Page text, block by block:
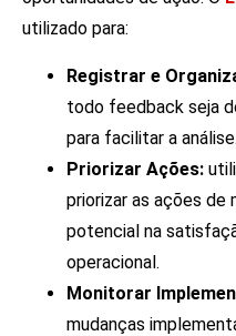
utilizado para:
Registrar e
todo feedback seja
para facilitar a análise.
Priorizar Ações:
priorizar as ações de
potencial na
operacional.
Monitorar
mudanças